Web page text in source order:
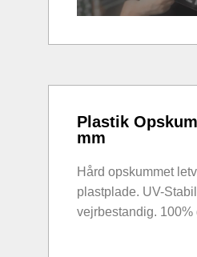
Plastik
mm
Hård opskummet
plastplade. UV-
vejrbestandig.